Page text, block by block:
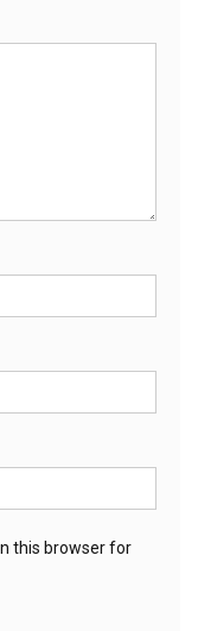
this browser for